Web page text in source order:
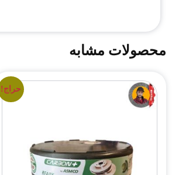
محصولات مشابه
حراج!